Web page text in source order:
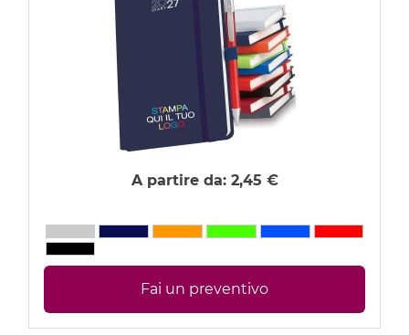
CAPPELLINI PERSONALIZZATI CON LOGO
ABBIGLIAMENTO PERSONALIZZATO CON LOGO
A partire da: 2,45 €
Fai un preventivo